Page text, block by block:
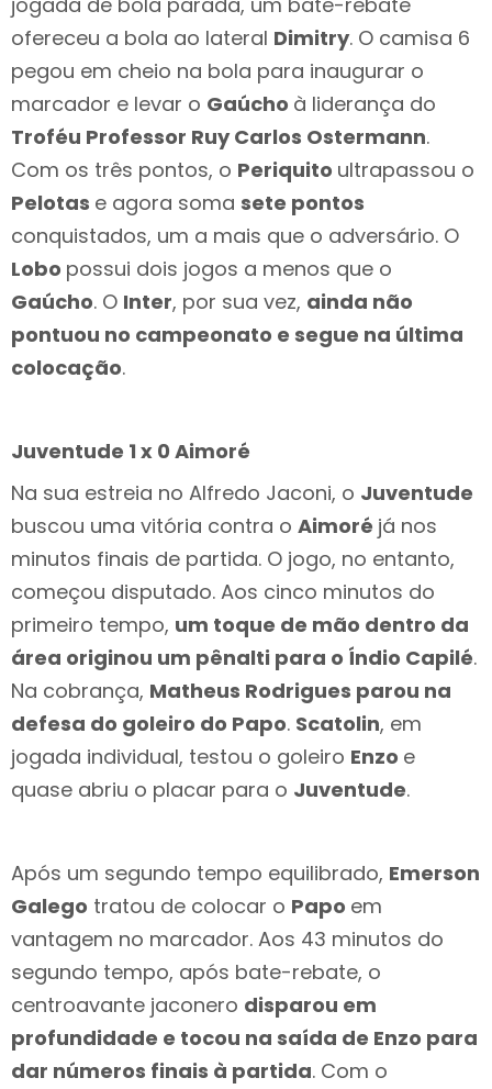
ofereceu a bola ao lateral Dimitry. O camisa 6
pegou em cheio na bola para inaugurar o
marcador e levar o Gaúcho à liderança do
Troféu Professor Ruy Carlos Ostermann.
Com os três pontos, o Periquito ultrapassou o
Pelotas e agora soma sete pontos
conquistados, um a mais que o adversário. O
Lobo possui dois jogos a menos que o
Gaúcho. O Inter, por sua vez, ainda não
pontuou no campeonato e segue na última
colocação.
Juventude 1 x 0 Aimoré
Na sua estreia no Alfredo Jaconi, o Juventude
buscou uma vitória contra o Aimoré já nos
minutos finais de partida. O jogo, no entanto,
começou disputado. Aos cinco minutos do
primeiro tempo, um toque de mão dentro da
área originou um pênalti para o Índio Capilé.
Na cobrança, Matheus Rodrigues parou na
defesa do goleiro do Papo. Scatolin, em
jogada individual, testou o goleiro Enzo e
quase abriu o placar para o Juventude.
Após um segundo tempo equilibrado, Emerson
Galego tratou de colocar o Papo em
vantagem no marcador. Aos 43 minutos do
segundo tempo, após bate-rebate, o
centroavante jaconero disparou em
profundidade e tocou na saída de Enzo para
dar números finais à partida. Com o